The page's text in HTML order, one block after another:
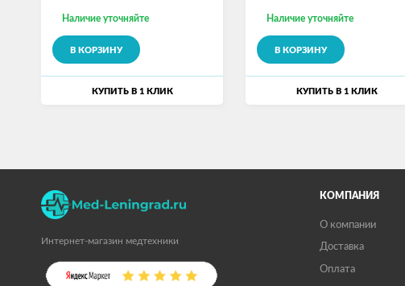
Наличие уточняйте
В КОРЗИНУ
КУПИТЬ В 1 КЛИК
Наличие уточняйте
В КОРЗИНУ
КУПИТЬ В 1 КЛИК
Интернет-магазин медтехники
КОМПАНИЯ
О компании
Доставка
Оплата